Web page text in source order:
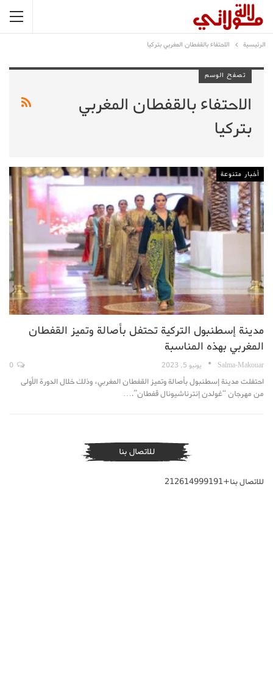
الرئيسية الاحتفاء بالقفطان المغربي بتركيا
تصفح الوسم
الاحتفاء بالقفطان المغربي
بتركيا
أخبار متنوعة
مدينة إسطنبول التركية تحتفل بأصالة وتميز القفطان
المغربي بهذه المناسبة
Salma-Makouar يونيو 5, 2023
احتفلت مدينة إسطنبول بأصالة وتميز القفطان المغربي، وذلك خلال الدورة الأولى
من مهرجان “غولدن إنترناشيونال قفطان”.…
للاتصال بنا
للاتصال بنا+212614999191